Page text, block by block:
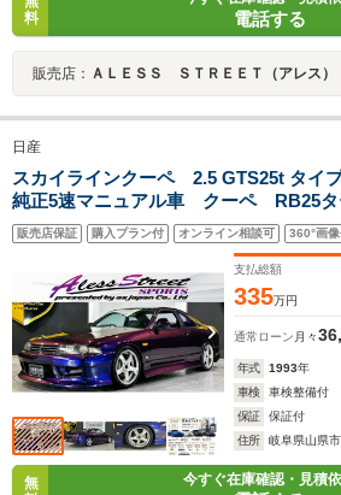
料
電話する
販売店： ＡＬＥＳＳ ＳＴＲＥＥＴ（アレス） アレスストリート スカイライン／ローレル／ マ
日産
スカイラインクーペ 2.5 GTS25t タ
純正5速マニュアル車 クーペ RB25
インチアルミホイール ARCインター
マフラー リアウイング
販売店保証 購入プラン付 オンライン相談可 360°画
支払総額
335万円
通常ローン 月々
年式 1993年
車検
車検整備付
保証
保証付
住所
岐阜県山県市
無
今すぐ在庫確認・見積